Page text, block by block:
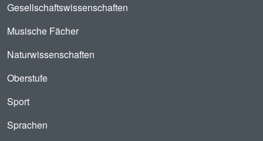
Gesellschaftswissenschaften
Musische Fächer
Naturwissenschaften
Oberstufe
Sport
Sprachen